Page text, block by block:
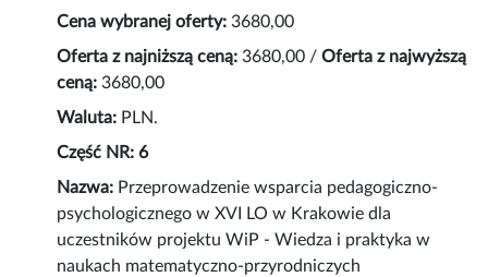
Cena wybranej oferty:3680,00
Oferta z najniższą ceną: 3680,00 / Oferta z najwyższą
ceną: 3680,00
Waluta: PLN.
Część NR: 6
Nazwa: Przeprowadzenie wsparcia pedagogiczno-
psychologicznego w XVI LO w Krakowie dla
uczestników projektu WiP - Wiedza i praktyka w
naukach matematyczno-przyrodniczych